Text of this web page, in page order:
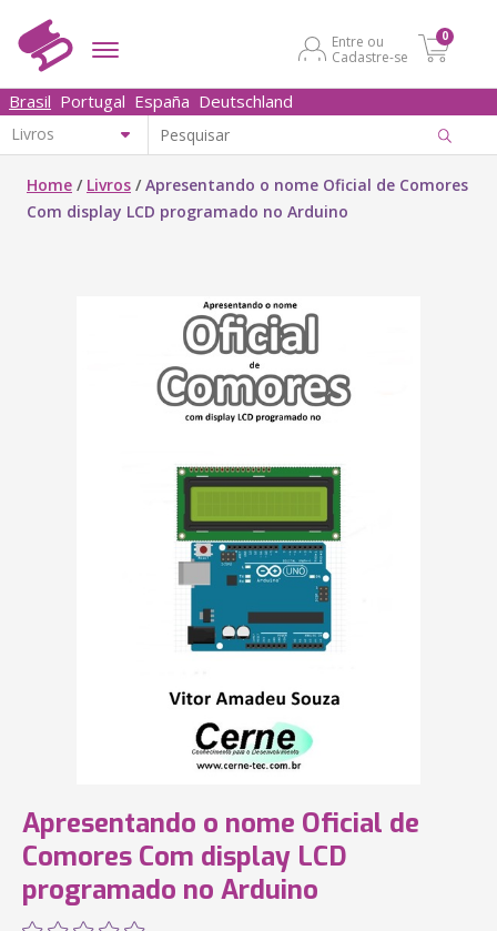
Entre ou
Cadastre-se
0
Brasil Portugal España Deutschland
Home / Livros /Apresentando o nome Oficial de Comores
Com display LCD programado no Arduino
Apresentando o nome Oficial de
Comores Com display LCD
programado no Arduino